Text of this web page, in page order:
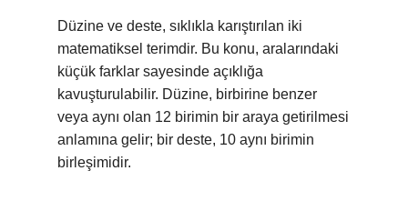
Düzine ve deste, sıklıkla karıştırılan iki
matematiksel terimdir. Bu konu, aralarındaki
küçük farklar sayesinde açıklığa
kavuşturulabilir. Düzine, birbirine benzer
veya aynı olan 12 birimin bir araya getirilmesi
anlamına gelir; bir deste, 10 aynı birimin
birleşimidir.